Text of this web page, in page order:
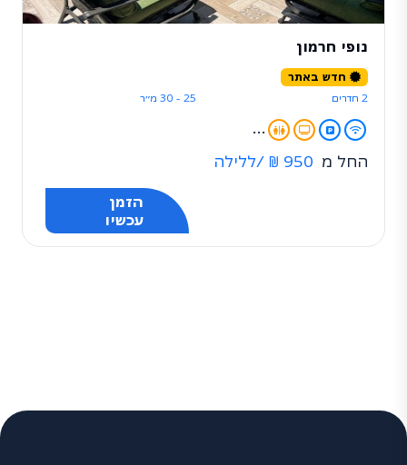
נופי חרמון
חדש באתר
2 חדרים 25 - 30 מ״ר
...
החל מ 950 ₪ /ללילה
הזמן
עכשיו